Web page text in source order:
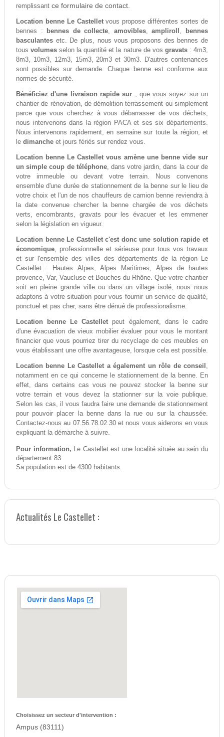
remplissant ce formulaire de contact.
Location benne Le Castelletvous propose différentes sortes de
bennes :
bennes de collecte, amovibles,ampliroll ,
bennes
basculantesetc. De plus, nous vous proposons des bennes de
tousvolumes selon la quantité et la nature de vos gravats: 4m3,
8m3, 10m3, 12m3, 15m3, 20m3 et 30m3. D'autres contenances
sont possibles sur demande. Chaque benne est conforme aux
normes de sécurité.
Bénéficiez d'une livraison rapide sur , que vous soyez sur un
chantier de rénovation, de démolition terrassement ou simplement
parce que vous cherchez à vous débarrasser de vos déchets,
nous intervenons dans la région PACA et ses six départements.
Nous intervenons rapidement, en semaine sur toute la région, et
le dimancheet jours fériés sur rendez vous.
Location benne Le Castellet vous amène une benne vide sur
un simple coup de téléphone, dans votre jardin, dans la cour de
votre immeuble ou devant votre terrain. Nous convenons
ensemble d'une durée de stationnement de la benne sur le lieu de
votre choix et l'un de nos chauffeurs de camion benne reviendra à
la date convenue chercher la benne chargée de vos déchets
verts, encombrants, gravats pour les évacuer et les emmener
selon la législation en vigueur.
Location benne Le Castellet c'est donc une solution rapide et
économique, professionnelle et sérieuse pour tous vos travaux
et sur l'ensemble des villes des départements de la région Le
Castellet : Hautes Alpes, Alpes Maritimes, Alpes de hautes
provence, Var, Vaucluse et Bouches du Rhône. Que votre chantier
soit en pleine grande ville ou dans un village isolé, nous nous
adaptons à votre situation pour vous fournir un service de qualité,
ponctuel et pas cher, sans être dénué de professionalisme.
Location benne Le Castellet peut également, dans le cadre
d'une évacuation de vieux mobilier évaluer pour vous le montant
financier que vous pourriez tirer du recyclage de ces meubles en
vous établissant une offre avantageuse, lorsque cela est possible.
Location benne Le Castellet a également un rôle de conseil ,
notamment en ce qui concerne le stationnement de la benne. En
effet, dans certains cas vous ne pouvez stocker la benne sur
votre terrain et vous devez la stationner sur la voie publique.
Selon les cas, il vous faudra faire une demande de stationnement
pour pouvoir placer la benne dans la rue ou sur la chaussée.
Contactez-nous au 07.56.78.02.30 et nous vous aiderons en vous
expliquant la démarche à suivre.
Pour information, Le Castellet est une localité située au sein du
département 83.
Sa population est de 4300 habitants.
Actualités Le Castellet :
Choisissez un secteur d'intervention :
Ampus (83111)